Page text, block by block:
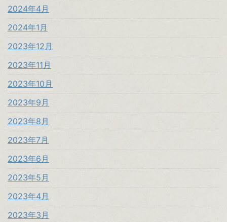
2024年4月
2024年1月
2023年12月
2023年11月
2023年10月
2023年9月
2023年8月
2023年7月
2023年6月
2023年5月
2023年4月
2023年3月